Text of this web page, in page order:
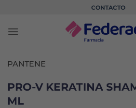
contenido
CONTACTO
PANTENE
PRO-V KERATINA
ML